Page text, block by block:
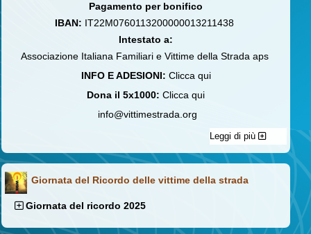
Pagamento per bonifico
IBAN: IT22M0760113200000013211438
Intestato a:
Associazione Italiana Familiari e Vittime della Strada aps
INFO E ADESIONI: Clicca qui
Dona il 5x1000: Clicca qui
info@vittimestrada.org
Leggi di più
Giornata del Ricordo delle vittime della strada
Giornata del ricordo 2025